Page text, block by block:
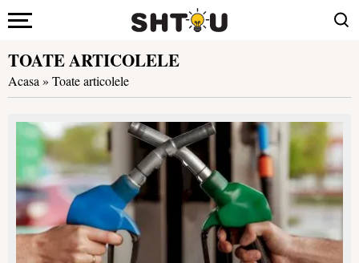
TOATE ARTICOLELE
Acasa » Toate articolele